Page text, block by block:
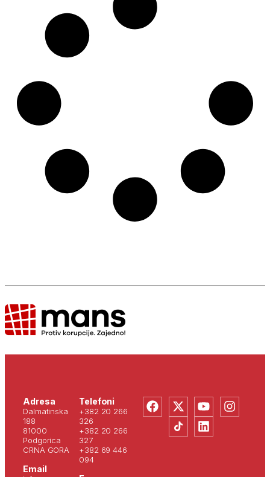
Adresa
Dalmatinska
188
81000
Podgorica
CRNA GORA
Email
Telefoni
+382 20 266
326
+382 20 266
327
+382 69 446
094